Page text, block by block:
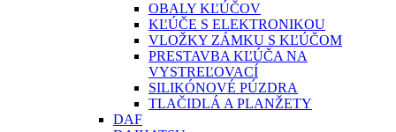
OBALY KĽÚČOV
KĽÚČE S ELEKTRONIKOU
VLOŽKY ZÁMKU S KĽÚČOM
PRESTAVBA KĽÚČA NA
VYSTREĽOVACÍ
SILIKÓNOVÉ PÚZDRA
TLAČIDLÁ A PLANŽETY
DAF